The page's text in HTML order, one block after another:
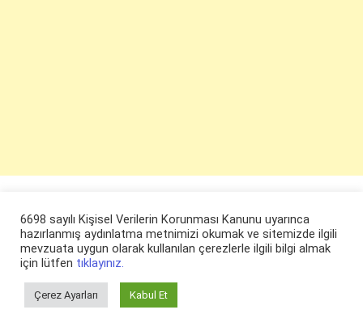
© ruyaevi.com 2022
6698 sayılı Kişisel Verilerin Korunması Kanunu uyarınca
hazırlanmış aydınlatma metnimizi okumak ve sitemizde ilgili
mevzuata uygun olarak kullanılan çerezlerle ilgili bilgi almak
için lütfen tıklayınız.
Çerez Ayarları Kabul Et